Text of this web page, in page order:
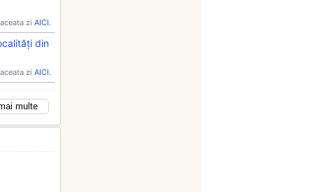
zi AICI.
din
zi AICI.
multe